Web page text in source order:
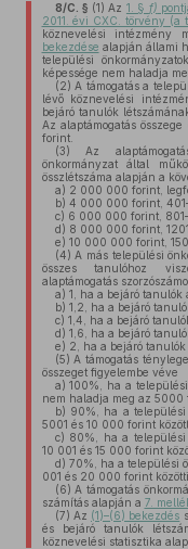
8/C. § (1) Az 1. § f)
2011. évi CXC. törvény (a
köznevelési intézmény
bekezdése alapján állami
települési
képessége nem haladja
(2) A támogatás a
lévő köznevelési
bejáró tanulók
Az alaptámogatás
forint.
(3) Az
önkormányzat által
összlétszáma alapján a
a) 2 000 000 forint,
b) 4 000 000 forint,
c) 6 000 000 forint,
d) 8 000 000 forint,
e) 10 000 000 forint,
(4) A más települési
összes tanulóhoz
alaptámogatás
a) 1, ha a bejáró tanulók
b) 1,2, ha a bejáró
c) 1,4, ha a bejáró
d) 1,6, ha a bejáró
e) 2, ha a bejáró
(5) A támogatás
összeget figyelembe véve
a) 100%, ha a
nem haladja meg az 5000
b) 90%, ha a települési
5001 és 10 000 forint
c) 80%, ha a települési
10 001 és 15 000 forint
d) 70%, ha a települési
001 és 20 000 forint közötti.
(6) A támogatás
számítás alapján a 7.
(7) Az (1)–(6) bekezdés
és bejáró tanulók
köznevelési statisztika